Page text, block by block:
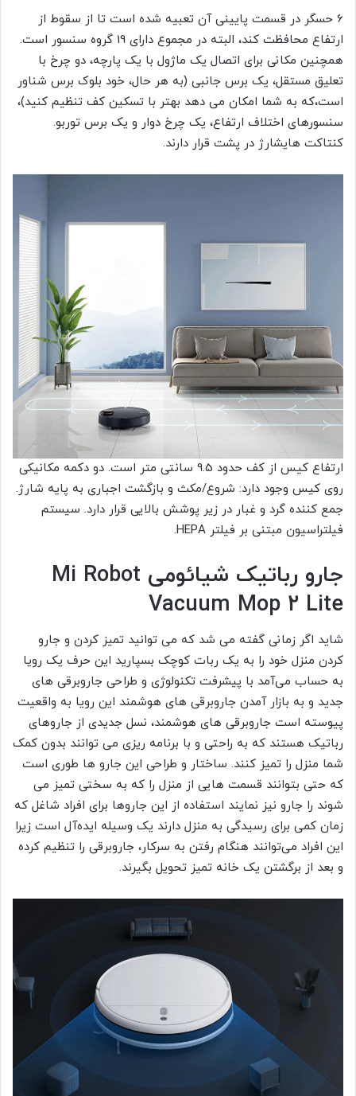
6 حسگر در قسمت پایینی آن تعبیه شده است تا از سقوط از
ارتفاع محافظت کند، البته در مجموع دارای 19 گروه سنسور است.
همچنین مکانی برای اتصال یک ماژول با یک پارچه، دو چرخ با
تعلیق مستقل، یک برس جانبی (به هر حال، خود بلوک برس شناور
است،که به شما امکان می دهد بهتر با تسکین کف تنظیم کنید)،
سنسورهای اختلاف ارتفاع، یک چرخ دوار و یک برس توربو.
کنتاکت هایشارژ در پشت قرار دارند.
ارتفاع کیس از کف حدود 9.5 سانتی متر است. دو دکمه مکانیکی
روی کیس وجود دارد: شروع/مکث و بازگشت اجباری به پایه شارژ.
جمع کننده گرد و غبار در زیر پوشش بالایی قرار دارد. سیستم
فیلتراسیون مبتنی بر فیلتر HEPA.
جارو رباتیک شیائومی Mi Robot
Vacuum Mop 2 Lite
شاید اگر زمانی گفته می شد که می توانید تمیز کردن و جارو
کردن منزل خود را به یک ربات کوچک بسپارید این حرف یک رویا
به حساب می‌آمد با پیشرفت تکنولوژی و طراحی جاروبرقی های
جدید و به بازار آمدن جاروبرقی های هوشمند این رویا به واقعیت
پیوسته است جاروبرقی های هوشمند، نسل جدیدی از جاروهای
رباتیک هستند که به راحتی و با برنامه ریزی می توانند بدون کمک
شما منزل را تمیز کنند. ساختار و طراحی این جارو ها طوری است
که حتی بتوانند قسمت هایی از منزل را که به سختی تمیز می
شوند را جارو نیز نمایند استفاده از این جاروها برای افراد شاغل که
زمان کمی برای رسیدگی به منزل دارند یک وسیله ایده‌آل است زیرا
این افراد می‌توانند هنگام رفتن به سرکار، جاروبرقی را تنظیم کرده
و بعد از برگشتن یک خانه تمیز تحویل بگیرند.